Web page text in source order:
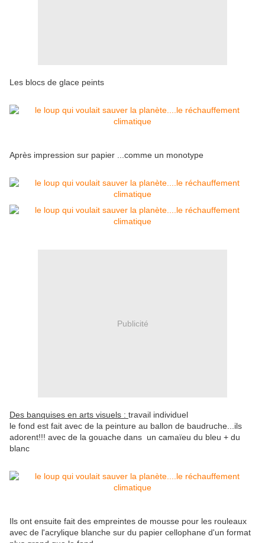
Les blocs de glace peints
Après impression sur papier ...comme un monotype
Publicité
Des banquises en arts visuels : travail individuel
le fond est fait avec de la peinture au ballon de baudruche...ils
adorent!!! avec de la gouache dans un camaïeu du bleu + du
blanc
Ils ont ensuite fait des empreintes de mousse pour les rouleaux
avec de l'acrylique blanche sur du papier cellophane d'un format